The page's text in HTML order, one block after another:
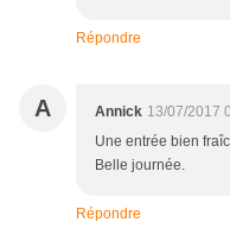
Répondre
A Annick 13/07/2017
Une entrée bien
Belle journée.
Répondre